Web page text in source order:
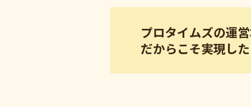
プロタイムズの運
だからこそ実現し